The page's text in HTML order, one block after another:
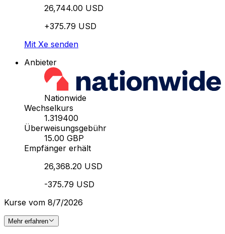
26,744.00 USD
+375.79 USD
Mit Xe senden
Anbieter
Nationwide
Wechselkurs
1.319400
Überweisungsgebühr
15.00 GBP
Empfänger erhält
26,368.20 USD
-375.79 USD
Kurse vom 8/7/2026
Mehr erfahren